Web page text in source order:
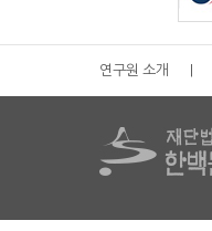
연구원 소개